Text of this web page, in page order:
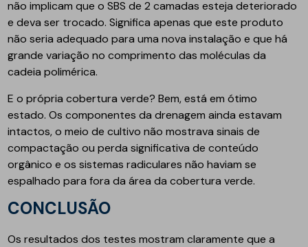
não implicam que o SBS de 2 camadas esteja deteriorado
e deva ser trocado. Significa apenas que este produto
não seria adequado para uma nova instalação e que há
grande variação no comprimento das moléculas da
cadeia polimérica.
E o própria cobertura verde? Bem, está em ótimo
estado. Os componentes da drenagem ainda estavam
intactos, o meio de cultivo não mostrava sinais de
compactação ou perda significativa de conteúdo
orgânico e os sistemas radiculares não haviam se
espalhado para fora da área da cobertura verde.
CONCLUSÃO
Os resultados dos testes mostram claramente que a